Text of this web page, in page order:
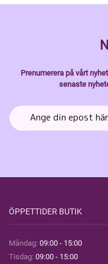
Prenumerera på vårt
senaste
ÖPPETTIDER BUTIK
Måndag: 09:00 - 15:00
Tisdag: 09:00 - 15:00